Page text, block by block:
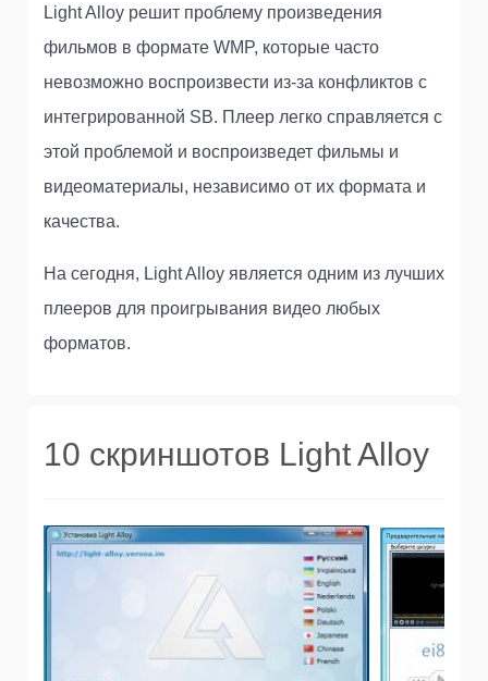
Light Alloy решит проблему произведения
фильмов в формате WMP, которые часто
невозможно воспроизвести из-за конфликтов с
интегрированной SB. Плеер легко справляется с
этой проблемой и воспроизведет фильмы и
видеоматериалы, независимо от их формата и
качества.
На сегодня, Light Alloy является одним из лучших
плееров для проигрывания видео любых
форматов.
10 скриншотов Light Alloy